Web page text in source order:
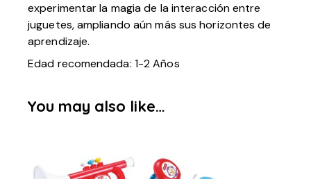
experimentar la magia de la interacción entre
juguetes, ampliando aún más sus horizontes de
aprendizaje.
Edad recomendada: 1-2 Años
You may also like…